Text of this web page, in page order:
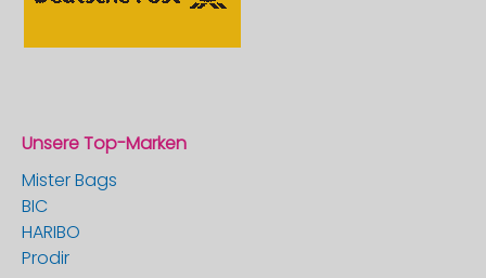
Unsere Top-Marken
Mister Bags
BIC
HARIBO
Prodir